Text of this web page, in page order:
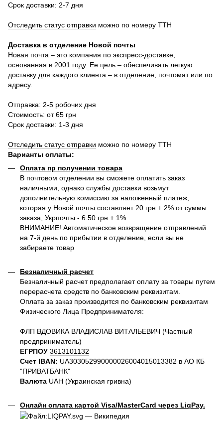
Срок доставки: 2-7 дня
Отследить статус отправки можно по номеру ТТН
Доставка в отделение Новой почты
Новая почта – это компания по экспресс-доставке,
основанная в 2001 году. Ее цель – обеспечивать легкую
доставку для каждого клиента – в отделение, почтомат или по
адресу.
Отправка: 2-5 робочих дня
Стоимость: от 65 грн
Срок доставки: 1-3 дня
Отследить статус отправки можно по номеру ТТН
Варианты оплаты:
Оплата пр получении товара
В почтовом отделении вы сможете оплатить заказ
наличными, однако службы доставки возьмут
дополнительную комиссию за наложенный платеж,
которая у Новой почты составляет 20 грн + 2% от суммы
заказа, Укрпочты - 6.50 грн + 1%
ВНИМАНИЕ! Автоматическое возвращение отправлений
на 7-й день по прибытии в отделение, если вы не
забираете товар
Безналичный расчет
Безналичный расчет предполагает оплату за товары путем
перерасчета средств по банковским реквизитам.
Оплата за заказ производится по банковским реквизитам
Физического Лица Предпринимателя:
ФЛП ВДОВИКА ВЛАДИСЛАВ ВИТАЛЬЕВИЧ (Частный
предприниматель)
ЕГРПОУ 3613101132
Счет IBAN: UA303052990000026004015013382 в АО КБ
"ПРИВАТБАНК"
Валюта UAH (Украинская гривна)
Онлайн оплата картой Visa/MasterCard через LiqPay.